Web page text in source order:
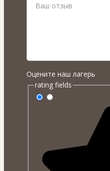
Оцените наш лагерь
rating fields